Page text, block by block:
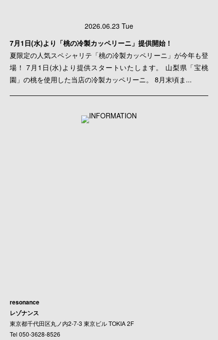
2026.06.23 Tue
7月1日(水)より「桃の冷製カッペリーニ」提供開始！
夏限定の人気スペシャリテ「桃の冷製カッペリーニ」が今年も登
場！ 7月1日(水)より提供スタートいたします。 山梨県「宝桃
園」の桃を使用した当店の冷製カッペリーニ。 8月末頃ま...
resonance
レゾナンス
東京都千代田区丸ノ内2-7-3 東京ビル TOKIA 2F
Tel 050-3628-8526